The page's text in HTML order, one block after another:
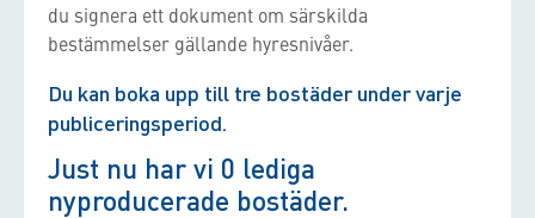
du signera ett dokument om särskilda
bestämmelser gällande hyresnivåer.
Du kan boka upp till tre bostäder under varje
publiceringsperiod.
Just nu har vi 0 lediga
nyproducerade bostäder.